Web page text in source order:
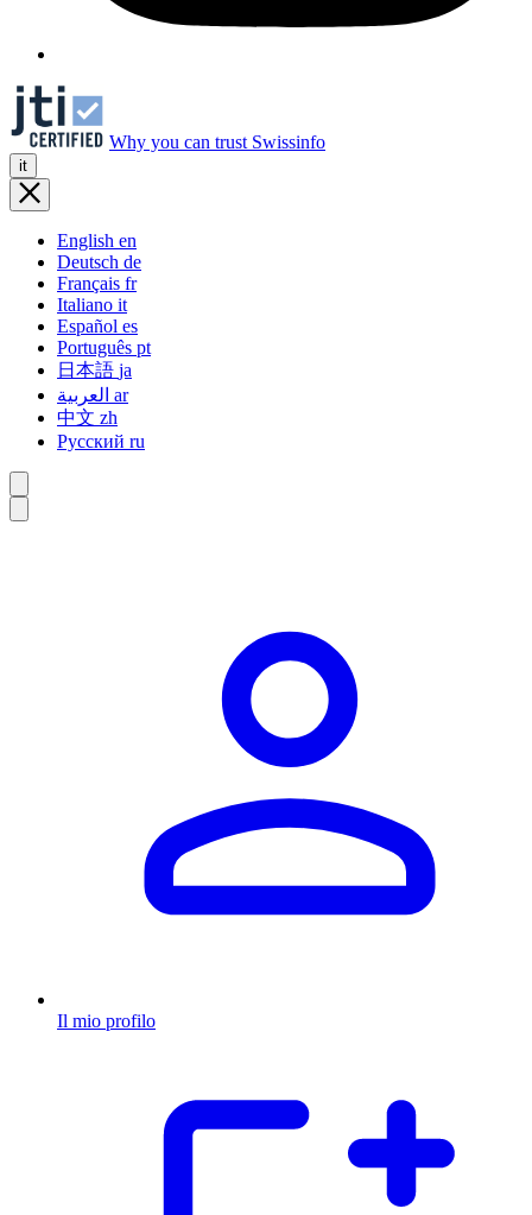
Why you can trust Swissinfo
it
English en
Deutsch de
Français fr
Italiano it
Español es
Português pt
日本語 ja
ar
中文 zh
Русский ru
Il mio profilo